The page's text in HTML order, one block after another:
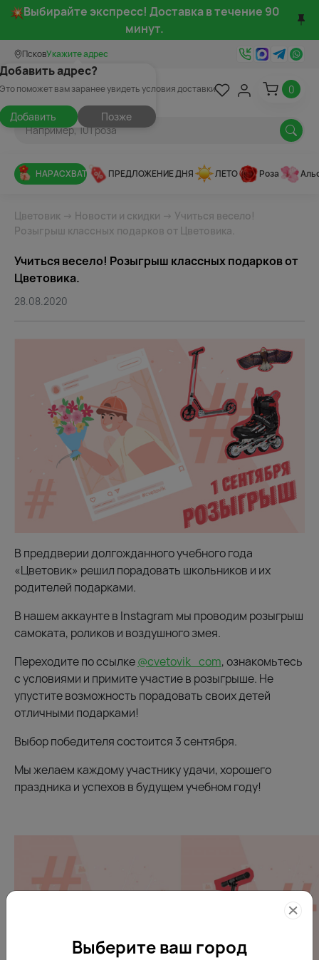
Выбирайте экспресс! Доставка в течение 90
минут.
ПсковУкажите адрес
адрес?
поможет вам заранее увидеть условия доставки
Добавить Позже
0
НАРАСХВАТ ПРЕДЛОЖЕНИЕ ДНЯ ЛЕТО Роза
Цветовик → Новости и скидки → Учиться весело!
Розыгрыш классных подарков от Цветовика.
Учиться весело! Розыгрыш классных подарков от
Цветовика.
28.08.2020
В преддверии долгожданного учебного года
«Цветовик» решил порадовать школьников и их
родителей подарками.
В нашем аккаунте в Instagram мы проводим розыгрыш
самоката, роликов и воздушного змея.
Переходите по ссылке@cvetovik_com, ознакомьтесь
с условиями и примите участие в розыгрыше. Не
упустите возможность порадовать своих детей
отличными подарками!
Выбор победителя состоится 3 сентября.
Мы желаем каждому участнику удачи, хорошего
праздника и успехов в будущем учебном году!
Выберите ваш город